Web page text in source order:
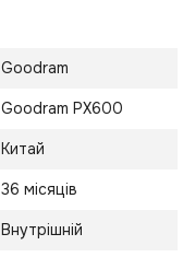
Goodram
Goodram PX600
Китай
36 місяців
Внутрішній